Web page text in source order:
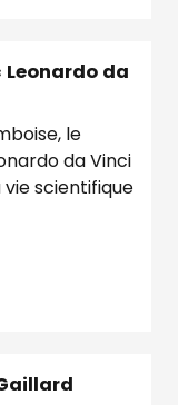
Leonardo da
le
da Vinci
vie scientifique